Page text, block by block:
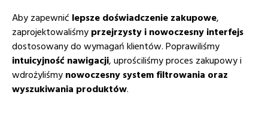
Aby zapewnić lepsze doświadczenie zakupowe,
zaprojektowaliśmy przejrzysty i nowoczesny interfejs
dostosowany do wymagań klientów. Poprawiliśmy
intuicyjność nawigacji, uprościliśmy proces zakupowy i
wdrożyliśmy nowoczesny system filtrowania oraz
wyszukiwania produktów.